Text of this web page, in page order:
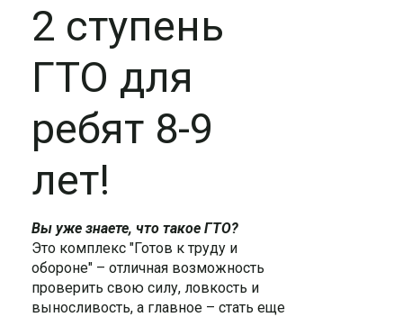
2 ступень
ГТО для
ребят 8-9
лет!
Вы уже знаете, что такое ГТО?
Это комплекс "Готов к труду и
обороне" – отличная возможность
проверить свою силу, ловкость и
выносливость, а главное – стать еще